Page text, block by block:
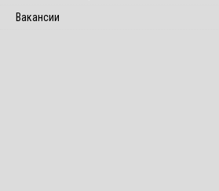
Вакансии